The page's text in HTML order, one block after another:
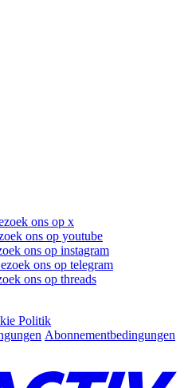
ons op x
ons op youtube
ons op instagram
ons op telegram
ons op threads
Politik
Abonnementbedingungen